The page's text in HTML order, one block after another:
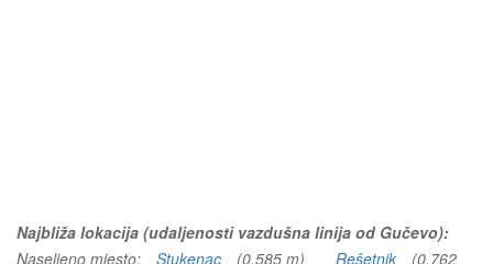
Najbliža lokacija (udaljenosti vazdušna linija od Gučevo):
Naseljeno mjesto:
Stukenac (0.585 m) Rešetnik
(0.762